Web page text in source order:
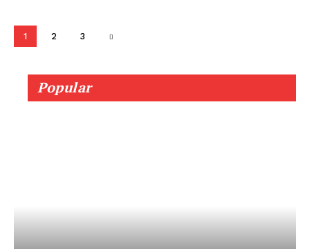
1 2 3
Popular